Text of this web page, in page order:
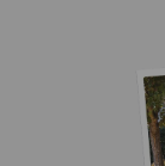
Nicht für die